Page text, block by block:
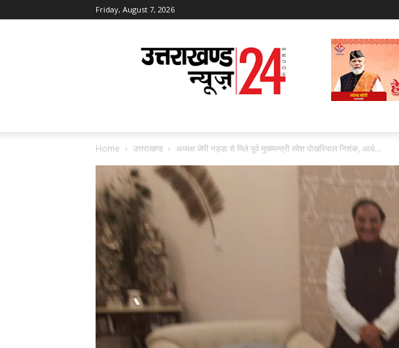
Friday, August 7, 2026
Uttarakhand
News
24
Home उत्तराखण्ड अध्यक्ष जेपी नड्डा से मिले पूर्व मुख्य्मन्त्री रमेश पोखरियाल निशंक, आधे...